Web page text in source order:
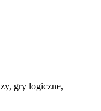
gry logiczne,